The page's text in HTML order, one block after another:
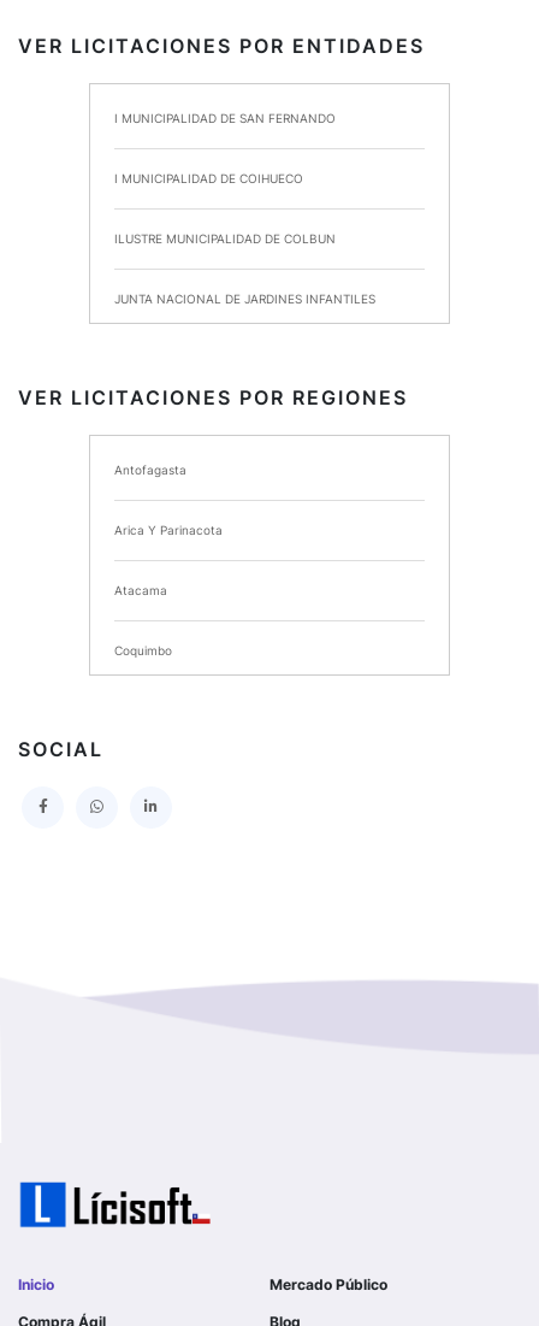
VER LICITACIONES POR ENTIDADES
I MUNICIPALIDAD DE SAN FERNANDO
I MUNICIPALIDAD DE COIHUECO
ILUSTRE MUNICIPALIDAD DE COLBUN
JUNTA NACIONAL DE JARDINES INFANTILES
I MUNICIPALIDAD DE CHIMBARONGO
INSTITUTO NACIONAL DE DEPORTES DE CHILE
SERVICIO DE SALUD DEL MAULE HOSPITAL DE
TALCA
I MUNICIPALIDAD DE PROVIDENCIA
SERVICIO DE SALUD TALCAHUANO HOSPITAL DE
GOBERNACION PROVINCIAL DE TALCA
I MUNICIPALIDAD DE GORBEA
I MUNICIPALIDAD DE NINHUE
VER LICITACIONES POR REGIONES
Antofagasta
Arica Y Parinacota
Atacama
Coquimbo
Region Del Biobio
SOCIAL
Inicio Mercado Público
Compra Ágil Blog